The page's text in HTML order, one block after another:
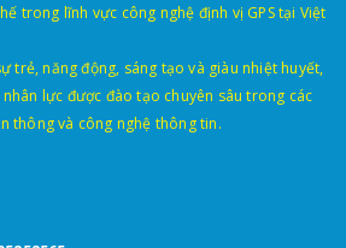
trong lĩnh vực công nghệ định vị GPS tại Việt
trẻ, năng động, sáng tạo và giàu nhiệt huyết,
lực được đào tạo chuyên sâu trong các
thông và công nghệ thông tin.